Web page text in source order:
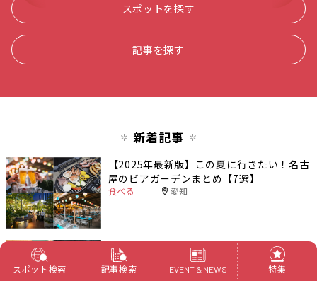
スポットを探す
記事を探す
新着記事
【2025年最新版】この夏に行きたい！名古
屋のビアガーデンまとめ【7選】
食べる 愛知
【屋内で快適に！】雨の日でも親子で楽し
める、東海エリアのおでかけスポットまと
め
スポット検索 記事検索 EVENT & NEWS 特集